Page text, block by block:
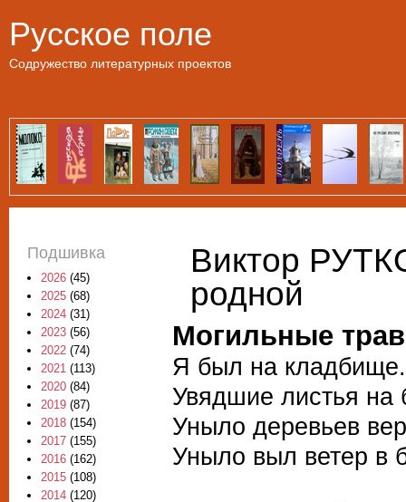
Русское поле
Содружество литературных проектов
Виктор
родной
Могильные
Я был на
Увядшие листья на
Уныло деревьев
Уныло выл ветер в
Подшивка
2026 (45)
2025 (68)
2024 (31)
2023 (56)
2022 (74)
2021 (113)
2020 (84)
2019 (87)
2018 (154)
2017 (155)
2016 (162)
2015 (108)
2014 (120)